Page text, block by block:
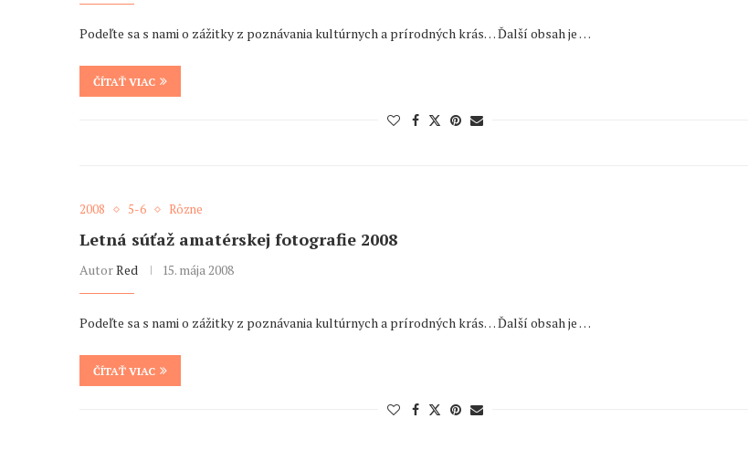
Podeľte sa s nami o zážitky z poznávania kultúrnych a prírodných krás… Ďalší obsah je …
ČÍTAŤ VIAC
2008 5-6 Rôzne
Letná súťaž amatérskej fotografie 2008
AutorRed 15. mája 2008
Podeľte sa s nami o zážitky z poznávania kultúrnych a prírodných krás… Ďalší obsah je …
ČÍTAŤ VIAC